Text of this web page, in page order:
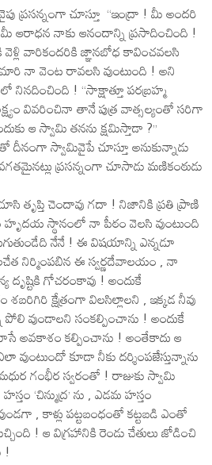
వైపు ప్రసన్నంగా చూస్తూ ‘‘ఇంద్రా ! మీ అందరి
! మీ ఆరాధన నాకు ఆనందాన్ని ప్రసాదించింది !
వారికందరికి జ్ఞానబోధ కావించవలసి
మారి నా వెంట రావలసి వుంటుంది ! అని
నినదించింది ! ‘‘సాక్షాత్తూ పరబ్రహ్మ
వివరించినా తానే పుత్ర వాత్సల్యంతో సరిగా
ఆ స్వామి తనను క్షమిస్తాడా ?’’
స్వామివైపే చూస్తూ అనుకున్నాడు
ప్రసన్నంగా చూసాడు మణికంఠుడు
తృప్తి చెందావు గదా ! నిజానికి ప్రతి ప్రాణి
స్థానంలో నా పీఠం వెలసి వుంటుంది
నేనే ! ఈ విషయాన్ని ఎన్నడూ
నిర్మింపబిన ఈ స్వర్ణదేవాలయం , నా
గోచరంకావు ! అందుకే
క్షేత్రంగా విలసిల్లాలని , ఇక్కడ నీవు
వుండాలని సంకల్పించాను ! అందుకే
అవకాశం కల్పించాను ! అంతేకాదు ఆ
కూడా నీకు దర్శింపజేస్తున్నాను
గంభీర స్వరంతో ! రాజుకు స్వామి
‘చిన్ముద్ర’ ను , ఎడమ హస్తం
, కాళ్లు పట్టబంధంతో కట్టబడి ఎంతో
! ఆ విగ్రహానికి రెండు చేతులు జోడించి
!